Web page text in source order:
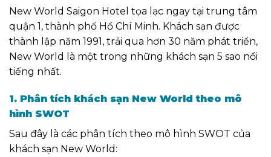
New World Saigon Hotel tọa lạc ngay tại trung tâm
quận 1, thành phố Hồ Chí Minh. Khách sạn được
thành lập năm 1991, trải qua hơn 30 năm phát triển,
New World là một trong những khách sạn 5 sao nổi
tiếng nhất.
1. Phân tích khách sạn New World theo mô
hình SWOT
Sau đây là các phân tích theo mô hình SWOT của
khách sạn New World: